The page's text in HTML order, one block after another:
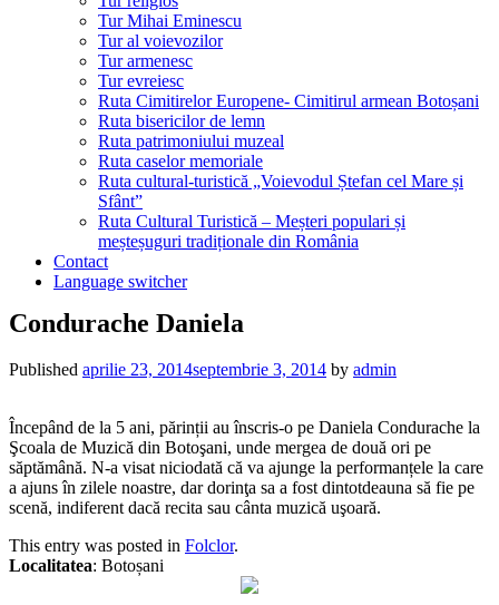
Tur Mihai Eminescu
Tur al voievozilor
Tur armenesc
Tur evreiesc
Ruta Cimitirelor Europene- Cimitirul armean Botoșani
Ruta bisericilor de lemn
Ruta patrimoniului muzeal
Ruta caselor memoriale
Ruta cultural-turistică „Voievodul Ștefan cel Mare și
Sfânt”
Ruta Cultural Turistică – Meșteri populari și
meșteșuguri tradiționale din România
Contact
Language switcher
Condurache Daniela
Published aprilie 23, 2014septembrie 3, 2014 by admin
Începând de la 5 ani, părinții au înscris-o pe Daniela Condurache la
Şcoala de Muzică din Botoşani, unde mergea de două ori pe
săptămână. N-a visat niciodată că va ajunge la performanțele la care
a ajuns în zilele noastre, dar dorinţa sa a fost dintotdeauna să fie pe
scenă, indiferent dacă recita sau cânta muzică uşoară.
This entry was posted in Folclor.
Localitatea: Botoșani